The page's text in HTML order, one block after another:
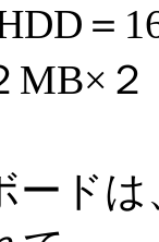
＝
２
ード